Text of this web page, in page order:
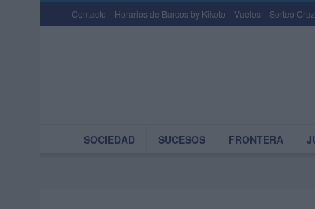
Contacto Horarios de Barcos by Kikoto Vuelos Sorteo
SOCIEDAD SUCESOS FRONTERA